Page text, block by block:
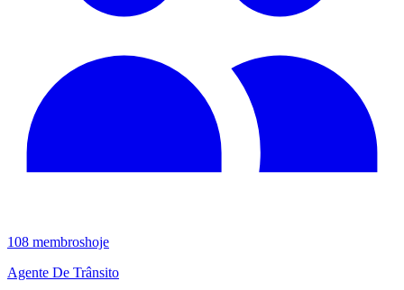
108 membroshoje
Agente De Trânsito